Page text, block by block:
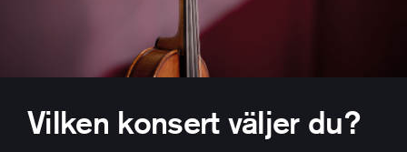
Vilken konsert väljer du?